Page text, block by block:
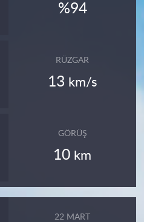
%94
RÜZGAR
13 km/s
GÖRÜŞ
10 km
22 MART